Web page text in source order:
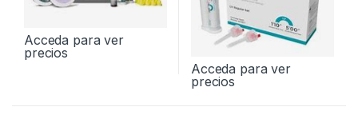
Acceda para ver
precios
Acceda para ver
precios